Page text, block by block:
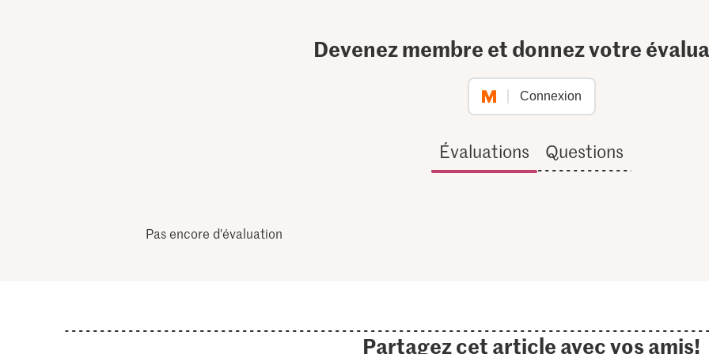
Devenez membre et donnez votre
Connexion
Évaluations Questions
Pas encore d'évaluation
Partagez cet article avec vos amis!